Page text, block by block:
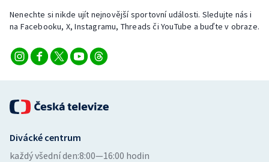
Nenechte si nikde ujít nejnovější sportovní události. Sledujte nás i
na Facebooku, X, Instagramu, Threads či YouTube a buďte v obraze.
Divácké centrum
každý všední den:8:00—16:00 hodin